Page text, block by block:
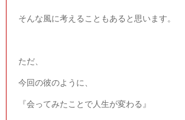
そんな風に考えることもあると思います。
ただ、
今回の彼のように、
『会ってみたことで人生が変わる』